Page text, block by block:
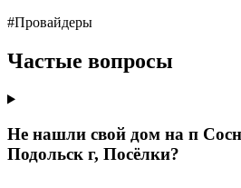
#Провайдеры
Частые вопросы
Не нашли свой дом на п
Подольск г, Посёлки?